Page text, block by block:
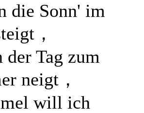
die Sonn' im
，
der Tag zum
neigt，
will ich